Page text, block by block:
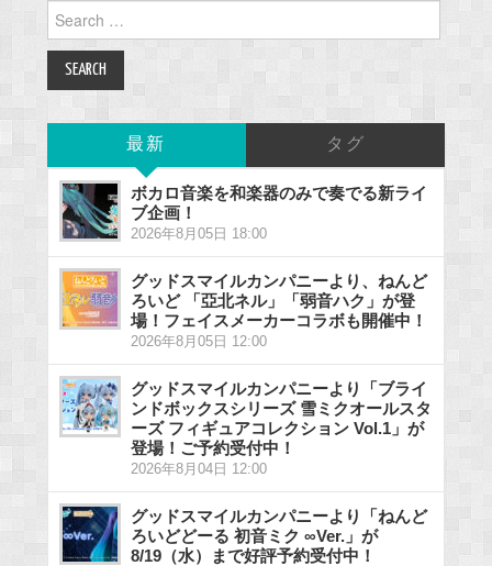
for:
最新 タグ
ボカロ音楽を和楽器のみで奏でる新ライ
ブ企画！
2026年8月05日 18:00
グッドスマイルカンパニーより、ねんど
ろいど 「亞北ネル」「弱音ハク」が登
場！フェイスメーカーコラボも開催中！
2026年8月05日 12:00
グッドスマイルカンパニーより「ブライ
ンドボックスシリーズ 雪ミクオールスタ
ーズ フィギュアコレクション Vol.1」が
登場！ご予約受付中！
2026年8月04日 12:00
グッドスマイルカンパニーより「ねんど
ろいどどーる 初音ミク ∞Ver.」が
8/19（水）まで好評予約受付中！